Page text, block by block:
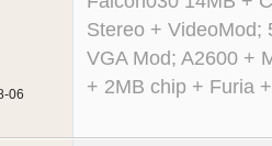
06
Stereo + VideoMod;
VGA Mod; A2600 +
+ 2MB chip + Furia